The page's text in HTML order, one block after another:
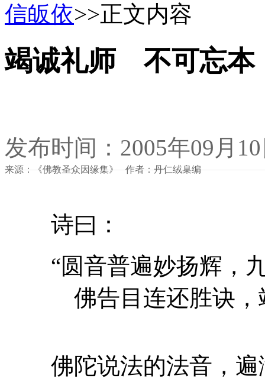
信皈依>>正文内容
竭诚礼师 不可忘本
发布时间：2005年09月
来源：《佛教圣众因缘集》 作者：丹仁绒臬编
诗曰：
“圆音普遍妙扬辉，九
佛告目连还胜诀，竭
佛陀说法的法音，遍